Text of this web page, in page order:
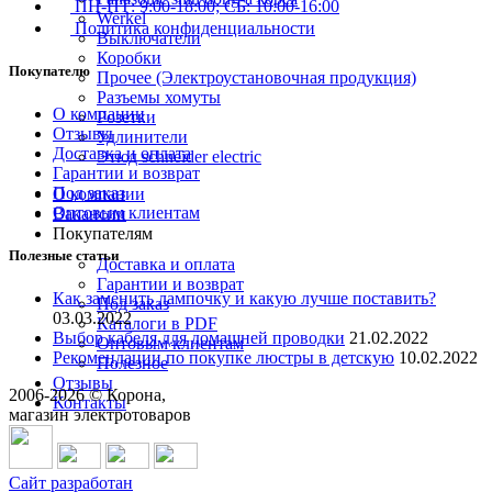
Werkel
Выключатели
Коробки
Прочее (Электроустановочная продукция)
Разъемы хомуты
Розетки
Удлинители
Этюд schneider electric
О компании
Вакансии
Покупателям
Доставка и оплата
Гарантии и возврат
Под заказ
Каталоги в PDF
Оптовым клиентам
Полезное
Отзывы
Контакты
8 (3842) 21-14-47
Поможем с выбором
ПН-ПТ: 9:00-18:00; СБ: 10:00-16:00
Политика конфиденциальности
Покупателю
О компании
Отзывы
Доставка и оплата
Гарантии и возврат
Под заказ
Оптовым клиентам
Полезные статьи
Как заменить лампочку и какую лучше поставить?
03.03.2022
Выбор кабеля для домашней проводки 21.02.2022
Рекомендации по покупке люстры в детскую 10.02.2022
2006-2026© Корона,
магазин электротоваров
Сайт разработан